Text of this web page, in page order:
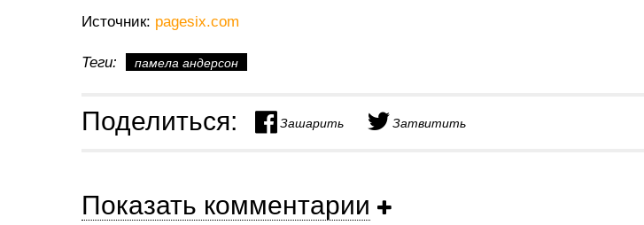
Источник: pagesix.com
Теги: памела андерсон
Поделиться: Зашарить Затвитить
Показать комментарии